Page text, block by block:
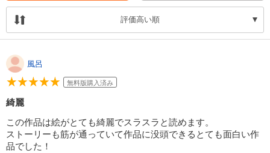
評価高い順
風呂
無料版購入済み
綺麗
この作品は絵がとても綺麗でスラスラと読めます。
ストーリーも筋が通っていて作品に没頭できるとても面白い作
品でした！